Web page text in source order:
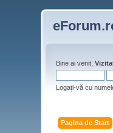
Bine ai venit,
Logați-vă cu
Pagina de Start